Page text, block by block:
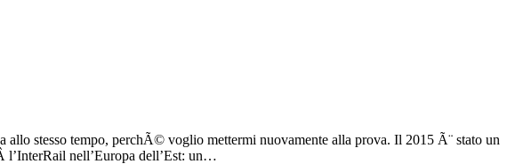
stesso tempo, perchÃ© voglio mettermi nuovamente alla prova. Il 2015 Ã¨ stato un
l’InterRail nell’Europa dell’Est: un…